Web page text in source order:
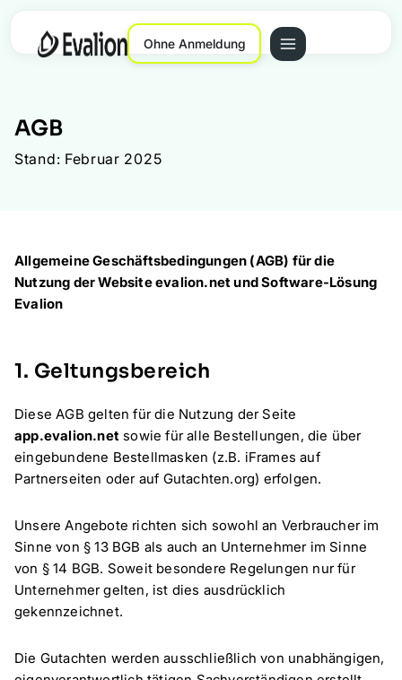
Ohne Anmeldung
AGB
Stand: Februar 2025
Allgemeine Geschäftsbedingungen (AGB) für die
Nutzung der Website evalion.net und Software-Lösung
Evalion
1. Geltungsbereich
Diese AGB gelten für die Nutzung der Seite
app.evalion.net sowie für alle Bestellungen, die über
eingebundene Bestellmasken (z.B. iFrames auf
Partnerseiten oder auf Gutachten.org) erfolgen.
Unsere Angebote richten sich sowohl an Verbraucher im
Sinne von § 13 BGB als auch an Unternehmer im Sinne
von § 14 BGB. Soweit besondere Regelungen nur für
Unternehmer gelten, ist dies ausdrücklich
gekennzeichnet.
Die Gutachten werden ausschließlich von unabhängigen,